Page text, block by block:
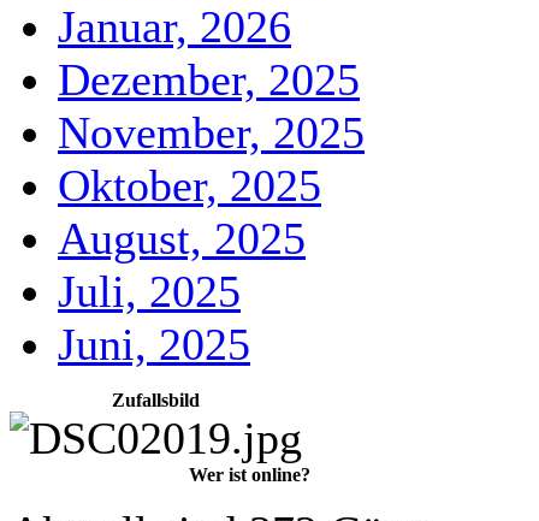
Januar, 2026
Dezember, 2025
November, 2025
Oktober, 2025
August, 2025
Juli, 2025
Juni, 2025
Zufallsbild
Wer ist online?